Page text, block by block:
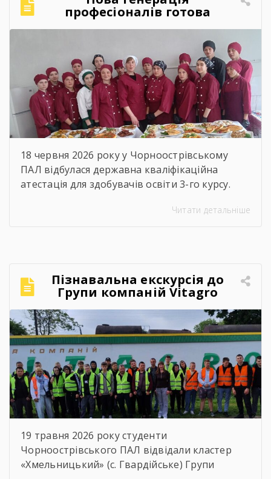
міцним фундаментом для вашого успіху! За
традицією, […]професіоналів готова
підкорювати кулінарний
18 червня 2026 року у Чорноострівському
ПАЛ відбулася державна кваліфікаційна
атестація для здобувачів освіти 3-го курсу.
«Кухар; кулінар борошняних виробів;
шлях навчання, але сьогодні довели, що
праця, наполегливість та любов […]
Читати детальніше
Пізнавальна екскурсія до
Групи компаній Vitagro
19 травня 2026 року студенти
Чорноострівського ПАЛ відвідали кластер
«Хмельницький» (с. Гвардійське) Групи